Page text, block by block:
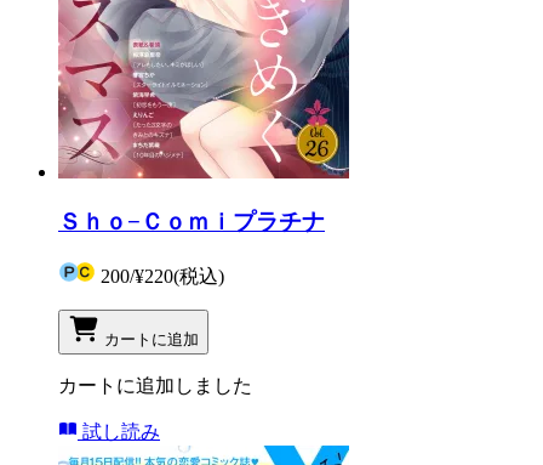
Ｓｈｏ−Ｃｏｍｉプラチナ
200/¥220(税込)
カートに追加
カートに追加しました
試し読み